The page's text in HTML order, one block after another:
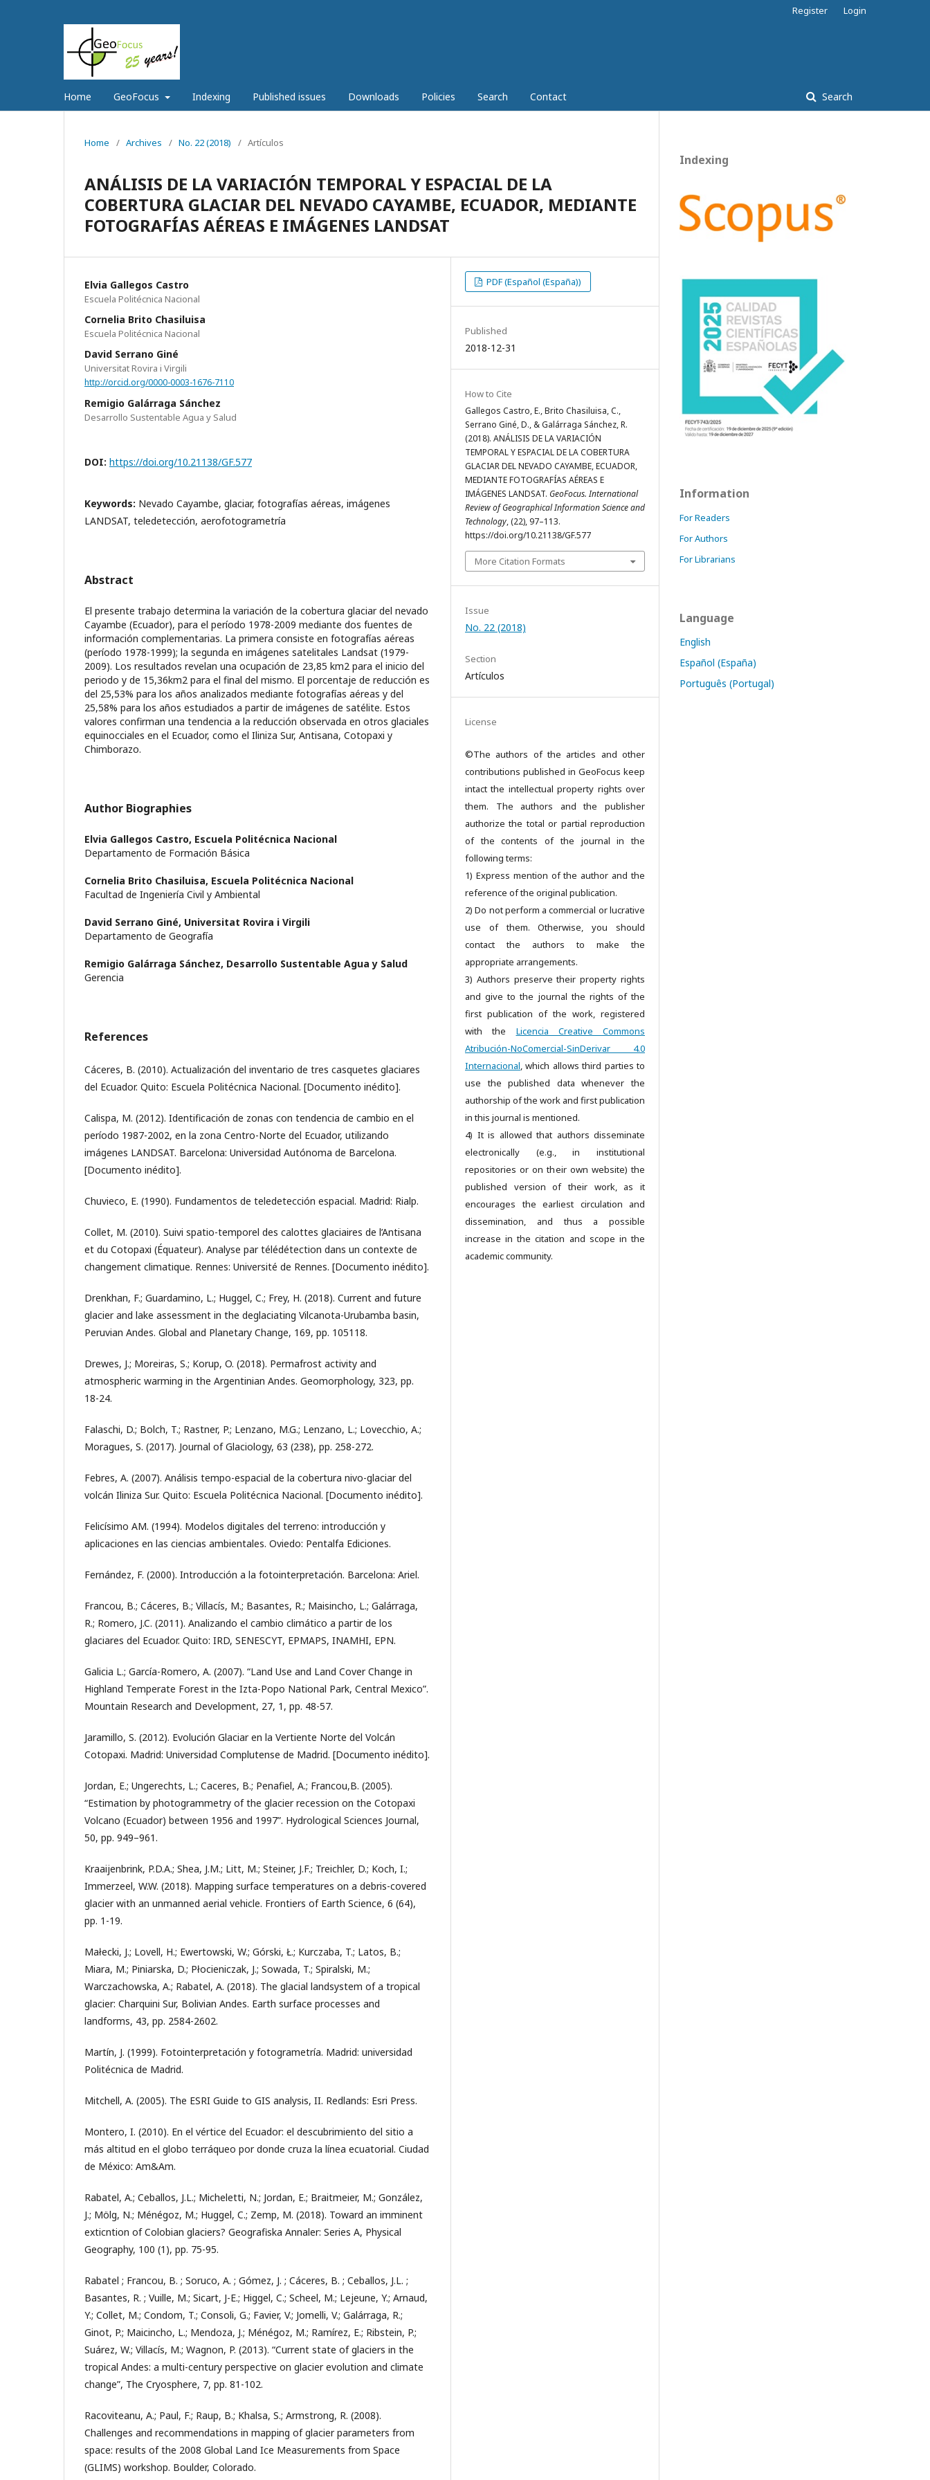
Home GeoFocus Indexing Published issues Downloads Policies Search Contact Search
Register Login
Home / Archives / No. 22 (2018) / Artículos
ANÁLISIS DE LA VARIACIÓN TEMPORAL Y ESPACIAL DE LA
COBERTURA GLACIAR DEL NEVADO CAYAMBE, ECUADOR, MEDIANTE
FOTOGRAFÍAS AÉREAS E IMÁGENES LANDSAT
Elvia Gallegos Castro
Escuela Politécnica Nacional
Cornelia Brito Chasiluisa
Escuela Politécnica Nacional
David Serrano Giné
Universitat Rovira i Virgili
http://orcid.org/0000-0003-1676-7110
Remigio Galárraga Sánchez
Desarrollo Sustentable Agua y Salud
DOI: https://doi.org/10.21138/GF.577
Keywords: Nevado Cayambe, glaciar, fotografías aéreas, imágenes
LANDSAT, teledetección, aerofotogrametría
Abstract
El presente trabajo determina la variación de la cobertura glaciar del nevado
Cayambe (Ecuador), para el período 1978-2009 mediante dos fuentes de
información complementarias. La primera consiste en fotografías aéreas
(período 1978-1999); la segunda en imágenes satelitales Landsat (1979-
2009). Los resultados revelan una ocupación de 23,85 km2 para el inicio del
periodo y de 15,36km2 para el final del mismo. El porcentaje de reducción es
del 25,53% para los años analizados mediante fotografías aéreas y del
25,58% para los años estudiados a partir de imágenes de satélite. Estos
valores confirman una tendencia a la reducción observada en otros glaciales
equinocciales en el Ecuador, como el Iliniza Sur, Antisana, Cotopaxi y
Chimborazo.
Author Biographies
Elvia Gallegos Castro, Escuela Politécnica Nacional
Departamento de Formación Básica
Cornelia Brito Chasiluisa, Escuela Politécnica Nacional
Facultad de Ingeniería Civil y Ambiental
David Serrano Giné, Universitat Rovira i Virgili
Departamento de Geografía
Remigio Galárraga Sánchez, Desarrollo Sustentable Agua y Salud
Gerencia
References
Cáceres, B. (2010). Actualización del inventario de tres casquetes glaciares
del Ecuador. Quito: Escuela Politécnica Nacional. [Documento inédito].
Calispa, M. (2012). Identificación de zonas con tendencia de cambio en el
período 1987-2002, en la zona Centro-Norte del Ecuador, utilizando
imágenes LANDSAT. Barcelona: Universidad Autónoma de Barcelona.
[Documento inédito].
Chuvieco, E. (1990). Fundamentos de teledetección espacial. Madrid: Rialp.
Collet, M. (2010). Suivi spatio-temporel des calottes glaciaires de l’Antisana
et du Cotopaxi (Équateur). Analyse par télédétection dans un contexte de
changement climatique. Rennes: Université de Rennes. [Documento inédito].
Drenkhan, F.; Guardamino, L.; Huggel, C.; Frey, H. (2018). Current and future
glacier and lake assessment in the deglaciating Vilcanota-Urubamba basin,
Peruvian Andes. Global and Planetary Change, 169, pp. 105118.
Drewes, J.; Moreiras, S.; Korup, O. (2018). Permafrost activity and
atmospheric warming in the Argentinian Andes. Geomorphology, 323, pp.
18-24.
Falaschi, D.; Bolch, T.; Rastner, P.; Lenzano, M.G.; Lenzano, L.; Lovecchio, A.;
Moragues, S. (2017). Journal of Glaciology, 63 (238), pp. 258-272.
Febres, A. (2007). Análisis tempo-espacial de la cobertura nivo-glaciar del
volcán Iliniza Sur. Quito: Escuela Politécnica Nacional. [Documento inédito].
Felicísimo AM. (1994). Modelos digitales del terreno: introducción y
aplicaciones en las ciencias ambientales. Oviedo: Pentalfa Ediciones.
Fernández, F. (2000). Introducción a la fotointerpretación. Barcelona: Ariel.
Francou, B.; Cáceres, B.; Villacís, M.; Basantes, R.; Maisincho, L.; Galárraga,
R.; Romero, J.C. (2011). Analizando el cambio climático a partir de los
glaciares del Ecuador. Quito: IRD, SENESCYT, EPMAPS, INAMHI, EPN.
Galicia L.; García-Romero, A. (2007). “Land Use and Land Cover Change in
Highland Temperate Forest in the Izta-Popo National Park, Central Mexico”.
Mountain Research and Development, 27, 1, pp. 48-57.
Jaramillo, S. (2012). Evolución Glaciar en la Vertiente Norte del Volcán
Cotopaxi. Madrid: Universidad Complutense de Madrid. [Documento inédito].
Jordan, E.; Ungerechts, L.; Caceres, B.; Penafiel, A.; Francou,B. (2005).
“Estimation by photogrammetry of the glacier recession on the Cotopaxi
Volcano (Ecuador) between 1956 and 1997”. Hydrological Sciences Journal,
50, pp. 949–961.
Kraaijenbrink, P.D.A.; Shea, J.M.; Litt, M.; Steiner, J.F.; Treichler, D.; Koch, I.;
Immerzeel, W.W. (2018). Mapping surface temperatures on a debris-covered
glacier with an unmanned aerial vehicle. Frontiers of Earth Science, 6 (64),
pp. 1-19.
Małecki, J.; Lovell, H.; Ewertowski, W.; Górski, Ł.; Kurczaba, T.; Latos, B.;
Miara, M.; Piniarska, D.; Płocieniczak, J.; Sowada, T.; Spiralski, M.;
Warczachowska, A.; Rabatel, A. (2018). The glacial landsystem of a tropical
glacier: Charquini Sur, Bolivian Andes. Earth surface processes and
landforms, 43, pp. 2584-2602.
Martín, J. (1999). Fotointerpretación y fotogrametría. Madrid: universidad
Politécnica de Madrid.
Mitchell, A. (2005). The ESRI Guide to GIS analysis, II. Redlands: Esri Press.
Montero, I. (2010). En el vértice del Ecuador: el descubrimiento del sitio a
más altitud en el globo terráqueo por donde cruza la línea ecuatorial. Ciudad
de México: Am&Am.
Rabatel, A.; Ceballos, J.L.; Micheletti, N.; Jordan, E.; Braitmeier, M.; González,
J.; Mölg, N.; Ménégoz, M.; Huggel, C.; Zemp, M. (2018). Toward an imminent
exticntion of Colobian glaciers? Geografiska Annaler: Series A, Physical
Geography, 100 (1), pp. 75-95.
Rabatel ; Francou, B. ; Soruco, A. ; Gómez, J. ; Cáceres, B. ; Ceballos, J.L. ;
Basantes, R. ; Vuille, M.; Sicart, J-E.; Higgel, C.; Scheel, M.; Lejeune, Y.; Arnaud,
Y.; Collet, M.; Condom, T.; Consoli, G.; Favier, V.; Jomelli, V.; Galárraga, R.;
Ginot, P.; Maicincho, L.; Mendoza, J.; Ménégoz, M.; Ramírez, E.; Ribstein, P.;
Suárez, W.; Villacís, M.; Wagnon, P. (2013). “Current state of glaciers in the
tropical Andes: a multi-century perspective on glacier evolution and climate
change”, The Cryosphere, 7, pp. 81-102.
Racoviteanu, A.; Paul, F.; Raup, B.; Khalsa, S.; Armstrong, R. (2008).
Challenges and recommendations in mapping of glacier parameters from
space: results of the 2008 Global Land Ice Measurements from Space
(GLIMS) workshop. Boulder, Colorado.
PDF (Español (España))
Published
2018-12-31
How to Cite
Gallegos Castro, E., Brito Chasiluisa, C.,
Serrano Giné, D., & Galárraga Sánchez, R.
(2018). ANÁLISIS DE LA VARIACIÓN
TEMPORAL Y ESPACIAL DE LA COBERTURA
GLACIAR DEL NEVADO CAYAMBE, ECUADOR,
MEDIANTE FOTOGRAFÍAS AÉREAS E
IMÁGENES LANDSAT. GeoFocus. International
Review of Geographical Information Science and
Technology, (22), 97–113.
https://doi.org/10.21138/GF.577
More Citation Formats
Issue
No. 22 (2018)
Section
Artículos
License
©The authors of the articles and other
contributions published in GeoFocus keep
intact the intellectual property rights over
them. The authors and the publisher
authorize the total or partial reproduction
of the contents of the journal in the
following terms:
1) Express mention of the author and the
reference of the original publication.
2) Do not perform a commercial or lucrative
use of them. Otherwise, you should
contact the authors to make the
appropriate arrangements.
3) Authors preserve their property rights
and give to the journal the rights of the
first publication of the work, registered
with the Licencia Creative Commons
Atribución-NoComercial-SinDerivar 4.0
Internacional, which allows third parties to
use the published data whenever the
authorship of the work and first publication
in this journal is mentioned.
4) It is allowed that authors disseminate
electronically (e.g., in institutional
repositories or on their own website) the
published version of their work, as it
encourages the earliest circulation and
dissemination, and thus a possible
increase in the citation and scope in the
academic community.
Indexing
Information
For Readers
For Authors
For Librarians
Language
English
Español (España)
Português (Portugal)